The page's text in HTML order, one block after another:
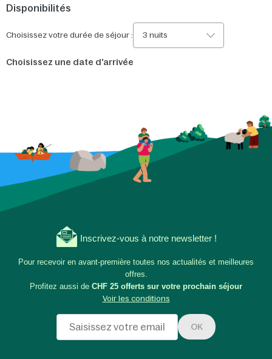
Disponibilités
Choisissez votre durée de séjour : 3 nuits
Choisissez une date d'arrivée
Inscrivez-vous à notre newsletter !
Pour recevoir en avant-première toutes nos actualités et meilleures
offres.
Profitez aussi de CHF 25 offerts sur votre prochain séjour
Voir les conditions
OK